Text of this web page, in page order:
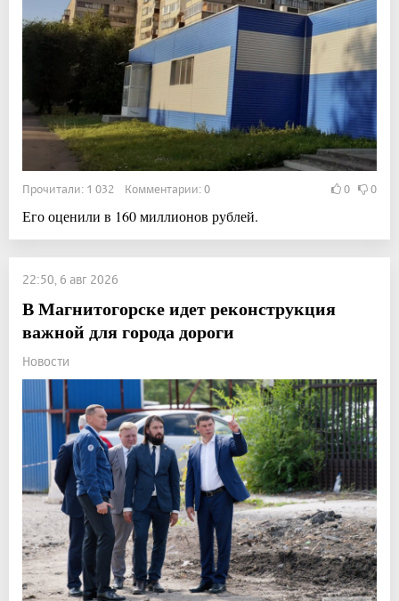
Прочитали: 1 032 Комментарии: 0 0 0
Его оценили в 160 миллионов рублей.
22:50, 6 авг 2026
В Магнитогорске идет реконструкция
важной для города дороги
Новости